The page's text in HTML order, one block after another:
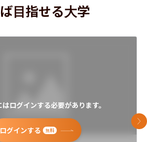
目指せる大学
ログインする必要があります。
ログインする 無料
次